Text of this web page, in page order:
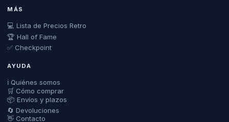
MÁS
💻 Lista de Precios Retro
🏆 Hall of Fame
✅ Checkpoint
AYUDA
ℹ️ Quiénes somos
🛒 Cómo comprar
📦 Envíos y plazos
🔄 Devoluciones
👋 Contacto